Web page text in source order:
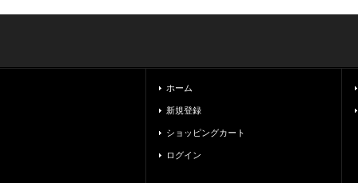
ホーム
新規登録
ショッピングカート
ログイン